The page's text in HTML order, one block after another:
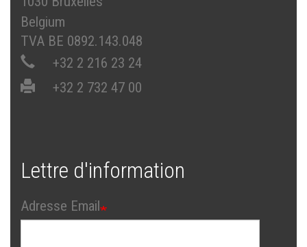
Belgium
TVA BE 0892.143.048
+32 2 216 23 24
+32 2 732 47 00
Lettre d'information
Adresse Email